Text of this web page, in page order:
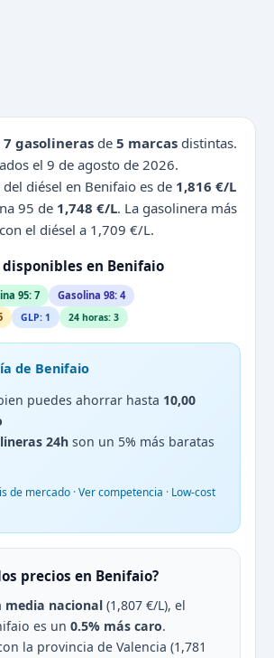
7 gasolineras de 5 marcas distintas.
el 9 de agosto de 2026.
diésel en Benifaio es de 1,816 €/L
95 de 1,748 €/L. La gasolinera más
con el diésel a 1,709 €/L.
en Benifaio
95: 7
Gasolina 98: 4
GLP: 1 24 horas: 3
de Benifaio
puedes ahorrar hasta 10,00
24h son un 5% más baratas
de mercado ·Ver competencia · Low-cost
precios en Benifaio?
media nacional (1,807 €/L), el
es un 0.5% más caro.
la provincia de Valencia (1,781